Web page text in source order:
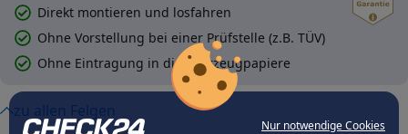
Nur notwendige Cookies
Direkt montieren und losfahren
Ohne Vorstellung bei einer Prüfstelle (z.B. TÜV)
Ohne Eintragung in die Fahrzeugpapiere
zu allen Felgen